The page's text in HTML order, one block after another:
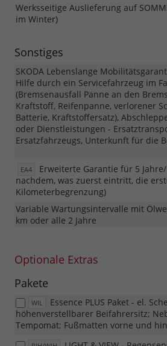
Werksseitige Auslieferung auf
im Winter)
Sonstiges
SKODA Lebenslange
Hilfe durch ein Servicefahrzeug im
(Bremsenausfall Panne an den
Kraftstoff, Reifenpanne, verlorener
Batterie, Kraftstoffersatz),
oder Dienstleistungen -
Ersatzfahrzeugs, Unterkunft für die
EA4
Erweiterte Garantie für 5
nachdem, was zuerst eintritt, die
Kilometerbegrenzung)
Variable Wartungsintervalle mit
km oder alle 2 Jahre
Optionale Extras
Pakete
WIL
Essence PLUS Paket - el.
höhenverstellbarer Beifahrersitz;
Tempomat; Fußmatten vorne und